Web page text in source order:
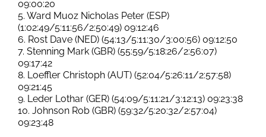
09:00:20
5. Ward Muoz Nicholas Peter (ESP)
(1:02:49/5:11:56/2:50:49) 09:12:46
6. Rost Dave (NED) (54:13/5:11:30/3:00:56) 09:12:50
7. Stenning Mark (GBR) (55:59/5:18:26/2:56:07)
09:17:42
8. Loeffler Christoph (AUT) (52:04/5:26:11/2:57:58)
09:21:45
9. Leder Lothar (GER) (54:09/5:11:21/3:12:13) 09:23:38
10. Johnson Rob (GBR) (59:32/5:20:32/2:57:04)
09:23:48